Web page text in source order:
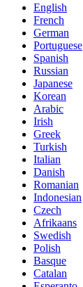
English
French
German
Portuguese
Spanish
Russian
Japanese
Korean
Arabic
Irish
Greek
Turkish
Italian
Danish
Romanian
Indonesian
Czech
Afrikaans
Swedish
Polish
Basque
Catalan